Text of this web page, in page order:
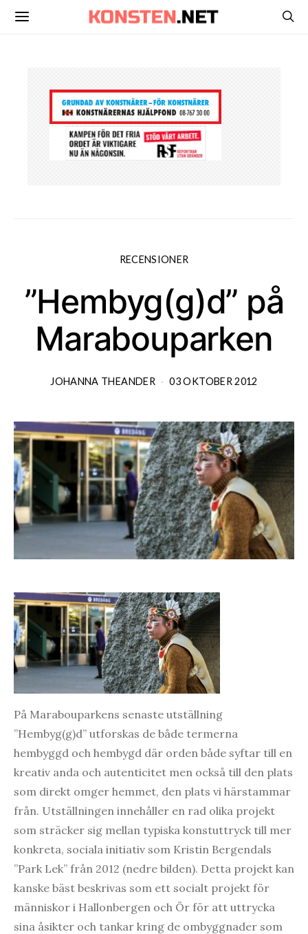
RECENSIONER
”Hembyg(g)d” på
Marabouparken
JOHANNA THEANDER 03 OKTOBER 2012
På Marabouparkens senaste utställning
”Hembyg(g)d” utforskas de både termerna
hembyggd och hembygd där orden både syftar till en
kreativ anda och autenticitet men också till den plats
som direkt omger hemmet, den plats vi härstammar
från. Utställningen innehåller en rad olika projekt
som sträcker sig mellan typiska konstuttryck till mer
konkreta, sociala initiativ som Kristin Bergendals
”Park Lek” från 2012 (nedre bilden). Detta projekt kan
kanske bäst beskrivas som ett socialt projekt för
människor i Hallonbergen och Ör för att uttrycka
sina åsikter och tankar kring de ombyggnader som